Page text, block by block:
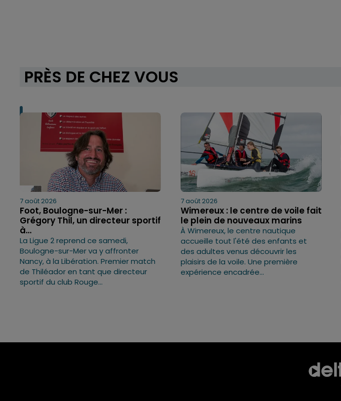
PRÈS DE CHEZ VOUS
7 août 2026
Foot, Boulogne-sur-Mer :
Grégory Thil, un directeur sportif
à...
La Ligue 2 reprend ce samedi,
Boulogne-sur-Mer va y affronter
Nancy, à la Libération. Premier match
de Thiléador en tant que directeur
sportif du club Rouge...
7 août 2026
Wimereux : le centre de voile fait
le plein de nouveaux marins
À Wimereux, le centre nautique
accueille tout l'été des enfants et
des adultes venus découvrir les
plaisirs de la voile. Une première
expérience encadrée...